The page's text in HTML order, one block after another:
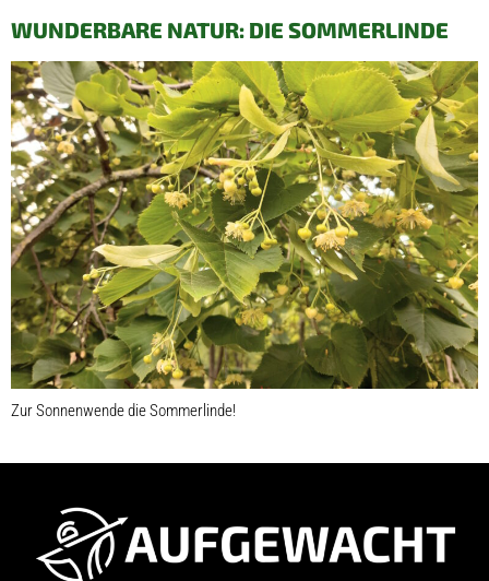
WUNDERBARE NATUR: DIE SOMMERLINDE
Zur Sonnenwende die Sommerlinde!